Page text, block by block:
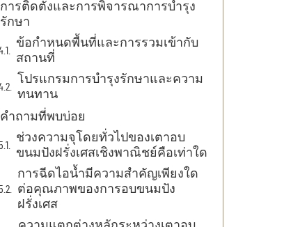
การติดตั้งและการพิจารณาการบำรุง
รักษา
ข้อกำหนดพื้นที่และการรวมเข้ากับ
สถานที่
โปรแกรมการบำรุงรักษาและความ
ทนทาน
คำถามที่พบบ่อย
ช่วงความจุโดยทั่วไปของเตาอบ
ขนมปังฝรั่งเศสเชิงพาณิชย์คือเท่าใด
การฉีดไอน้ำมีความสำคัญเพียงใด
ต่อคุณภาพของการอบขนมปัง
ฝรั่งเศส